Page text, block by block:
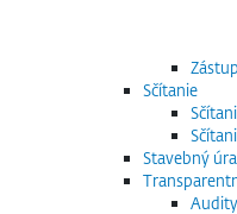
Sčítanie
Stavebný